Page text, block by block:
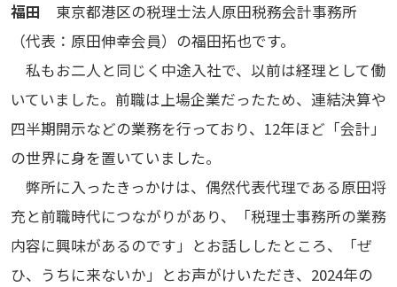
福田 東京都港区の税理士法人原田税務会計事務所
（代表：原田伸幸会員）の福田拓也です。
私もお二人と同じく中途入社で、以前は経理として働
いていました。前職は上場企業だったため、連結決算や
四半期開示などの業務を行っており、12年ほど「会計」
の世界に身を置いていました。
弊所に入ったきっかけは、偶然代表代理である原田将
充と前職時代につながりがあり、「税理士事務所の業務
内容に興味があるのです」とお話ししたところ、「ぜ
ひ、うちに来ないか」とお声がけいただき、2024年の